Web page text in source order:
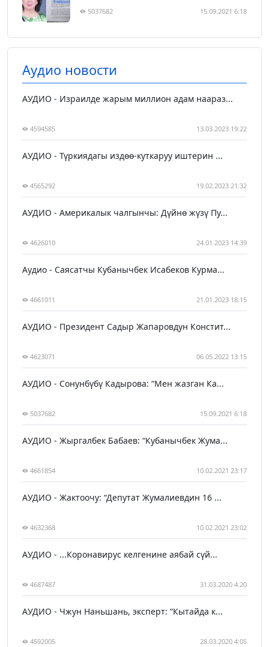
5037682 15.09.2021 6:18
Аудио новости
АУДИО - Израилде жарым миллион адам наараз...
4594585 13.03.2023 19:22
АУДИО - Түркиядагы издөө-куткаруу иштерин ...
4565292 19.02.2023 21:32
АУДИО - Америкалык чалгынчы: Дүйнө жүзү Пу...
4626010 24.01.2023 14:39
Аудио - Саясатчы Кубанычбек Исабеков Курма...
4661011 21.01.2023 18:15
АУДИО - Президент Садыр Жапаровдун Констит...
4623071 06.05.2022 13:15
АУДИО - Сонунбүбү Кадырова: “Мен жазган Ка...
5037682 15.09.2021 6:18
АУДИО - Жыргалбек Бабаев: “Кубанычбек Жума...
4661854 10.02.2021 23:17
АУДИО - Жактоочу: “Депутат Жумалиевдин 16 ...
4632368 10.02.2021 23:02
АУДИО - ...Коронавирус келгенине аябай сүй...
4687487 31.03.2020 4:20
АУДИО - Чжун Наньшань, эксперт: “Кытайда к...
4592005 28.03.2020 4:05